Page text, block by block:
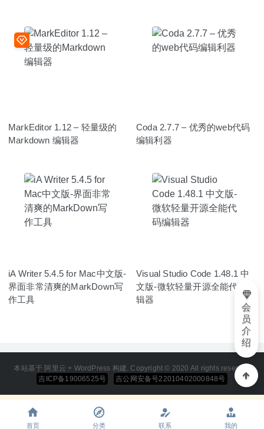
MarkEditor 1.12 – 轻量级的
Markdown 编辑器
Coda 2.7.7 – 优秀的web代码
编辑利器
iA Writer 5.4.5 for Mac中文版-
界面非常清爽的MarkDown写
作工具
Visual Studio Code 1.48.1 中
文版-微软轻量开源全能代码编
辑器
本站基于 阿里云 + WordPress 构建. Copyright © 2020 All rights reserved
吉ICP备19006525号
吉公网安备号22010402000848号
会
员
介
绍
首页 分类 联系 我的